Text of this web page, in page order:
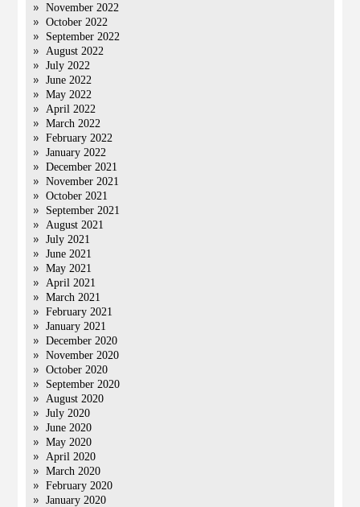
November 2022
October 2022
September 2022
August 2022
July 2022
June 2022
May 2022
April 2022
March 2022
February 2022
January 2022
December 2021
November 2021
October 2021
September 2021
August 2021
July 2021
June 2021
May 2021
April 2021
March 2021
February 2021
January 2021
December 2020
November 2020
October 2020
September 2020
August 2020
July 2020
June 2020
May 2020
April 2020
March 2020
February 2020
January 2020